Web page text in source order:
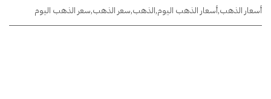
أسعار الذهب,أسعار الذهب اليوم,الذهب,سعر الذهب,سعر الذهب اليوم